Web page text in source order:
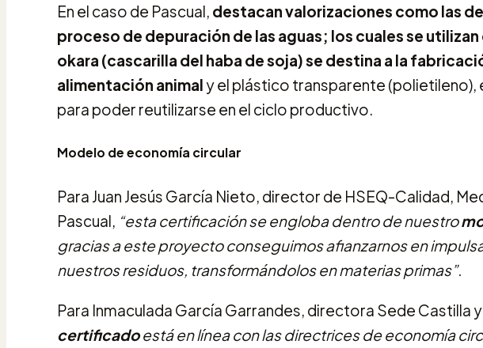
En el caso de Pascual, destacan valorizaciones como las
proceso de depuración de las aguas; los cuales se
okara (cascarilla del haba de soja) se destina a la
alimentación animal y el plástico transparente (polietileno),
para poder reutilizarse en el ciclo productivo.
Modelo de economía circular
Para Juan Jesús García Nieto, director de HSEQ-Calidad,
Pascual, “esta certificación se engloba dentro de nuestro
gracias a este proyecto conseguimos afianzarnos en
nuestros residuos, transformándolos en materias primas”.
Para Inmaculada García Garrandes, directora Sede Castilla
certificadoestá en línea con las directrices de economía